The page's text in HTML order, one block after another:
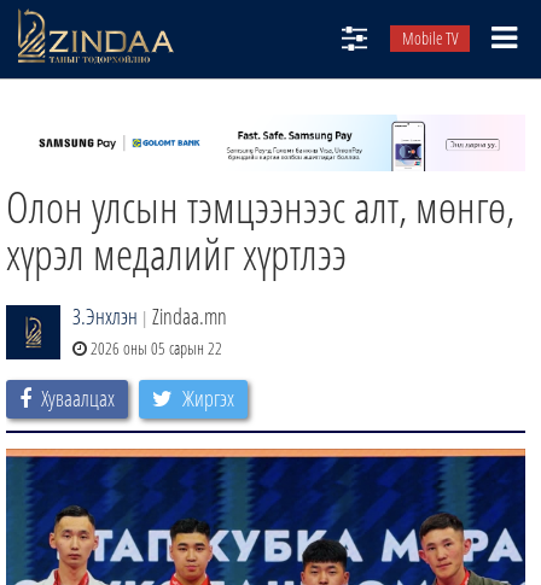
Mobile TV
ТВ8
ӨГЛӨӨНИЙ СОНИН
АУДИО ЗОХИОЛ
ЗИНДАА СЭТГҮҮЛ
Олон улсын тэмцээнээс алт, мөнгө,
хүрэл медалийг хүртлээ
З.Энхлэн | Zindaa.mn
2026 оны 05 сарын 22
Хуваалцах Жиргэх